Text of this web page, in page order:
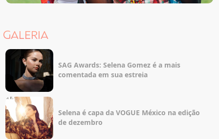
GALERIA
SAG Awards: Selena Gomez é a mais
comentada em sua estreia
Selena é capa da VOGUE México na edição
de dezembro